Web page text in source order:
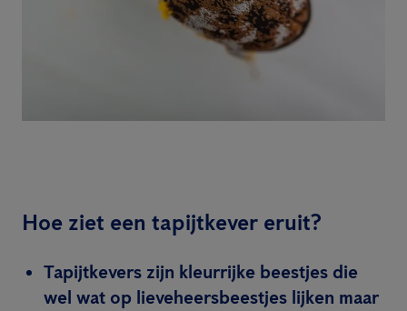
Hoe ziet een tapijtkever eruit?
Tapijtkevers zijn kleurrijke beestjes die
wel wat op lieveheersbeestjes lijken maar